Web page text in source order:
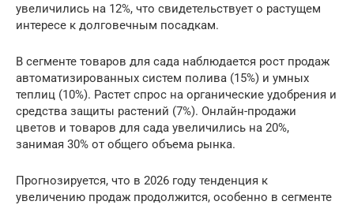
увеличились на 12%, что свидетельствует о растущем
интересе к долговечным посадкам.
В сегменте товаров для сада наблюдается рост продаж
автоматизированных систем полива (15%) и умных
теплиц (10%). Растет спрос на органические удобрения и
средства защиты растений (7%). Онлайн-продажи
цветов и товаров для сада увеличились на 20%,
занимая 30% от общего объема рынка.
Прогнозируется, что в 2026 году тенденция к
увеличению продаж продолжится, особенно в сегменте